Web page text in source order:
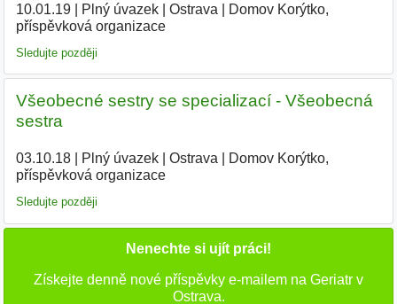
10.01.19| Plný úvazek| Ostrava
Domov Korýtko,
příspěvková organizace|
Sledujte později
Všeobecné sestry se specializací - Všeobecná
sestra
03.10.18| Plný úvazek| Ostrava
Domov Korýtko,
příspěvková organizace|
Sledujte později
Nenechte si ujít práci!
Získejte denně nové příspěvky e-mailem na Geriatr v
Ostrava.